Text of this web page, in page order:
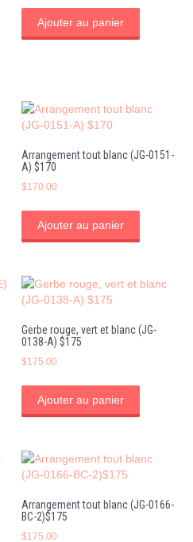
Ajouter au panier
Arrangement tout blanc (JG-0151-
A) $170
$170.00
Ajouter au panier
Gerbe rouge, vert et blanc (JG-
0138-A) $175
$175.00
Ajouter au panier
Arrangement tout blanc (JG-0166-
BC-2)$175
$175.00